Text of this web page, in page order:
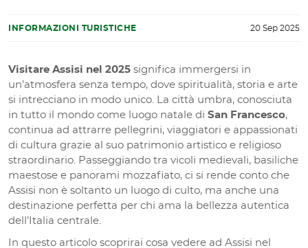
INFORMAZIONI TURISTICHE 20 Sep 2025
Visitare Assisi nel 2025 significa immergersi in
un’atmosfera senza tempo, dove spiritualità, storia e arte
si intrecciano in modo unico. La città umbra, conosciuta
in tutto il mondo come luogo natale di San Francesco,
continua ad attrarre pellegrini, viaggiatori e appassionati
di cultura grazie al suo patrimonio artistico e religioso
straordinario. Passeggiando tra vicoli medievali, basiliche
maestose e panorami mozzafiato, ci si rende conto che
Assisi non è soltanto un luogo di culto, ma anche una
destinazione perfetta per chi ama la bellezza autentica
dell’Italia centrale.
In questo articolo scoprirai cosa vedere ad Assisi nel